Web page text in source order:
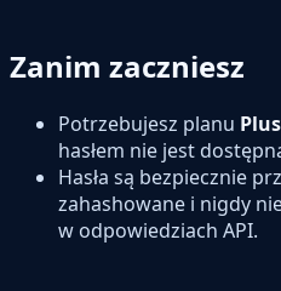
Zanim zaczniesz
Potrzebujesz planu Plus
hasłem nie jest
Hasła są bezpiecznie
zahashowane i nigdy
w odpowiedziach API.